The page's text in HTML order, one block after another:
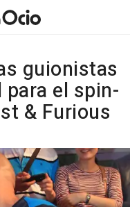
guionistas
el spin-
& Furious